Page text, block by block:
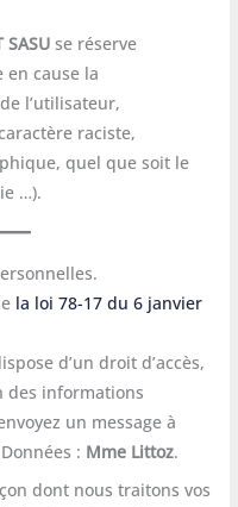
SASU se réserve
cause la
l’utilisateur,
raciste,
quel que soit le
…).
la loi 78-17 du 6 janvier
d’un droit d’accès,
des informations
un message à
: Mme Littoz.
dont nous traitons vos